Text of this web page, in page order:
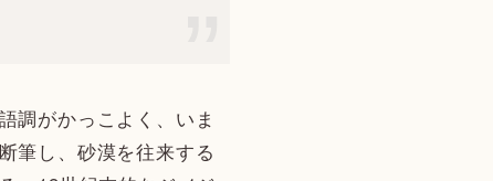
調がかっこよく、いま
筆し、砂漠を往来する